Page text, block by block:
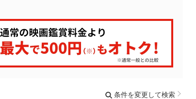
条件を変更して検索